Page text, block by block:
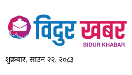
शुक्रबार, साउन २२, २०८३